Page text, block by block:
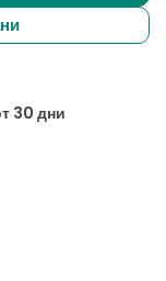
30 дни